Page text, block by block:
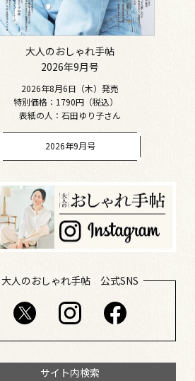
大人のおしゃれ手帖
2026年9月号
2026年8月6日（木）発売
特別価格：1790円（税込）
表紙の人：石田ゆり子さん
2026年9月号
大人のおしゃれ手帖 公式SNS
サイト内検索